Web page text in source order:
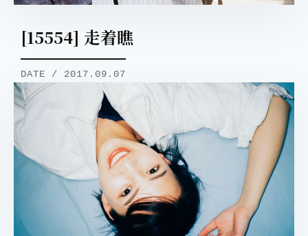
[15554] 走着瞧
DATE / 2017.09.07